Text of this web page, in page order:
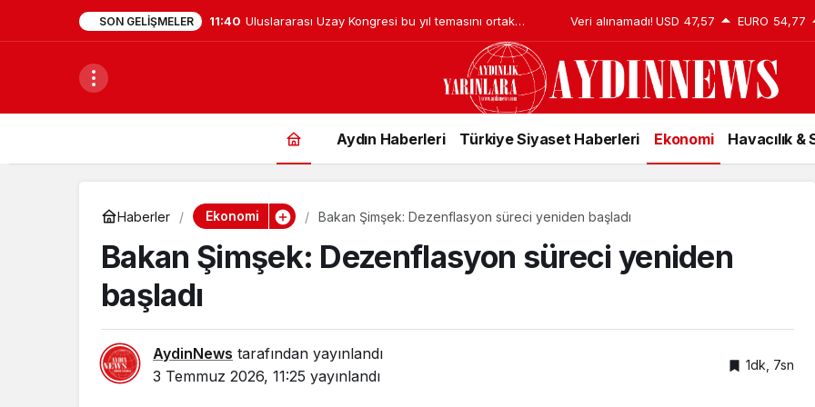
SON GELIŞMELER 11:40 Uluslararası Uzay Kongresi bu yıl temasını ortak Veri alınamadı! USD 47,57 EURO 54,77
Aydın Haberleri Türkiye Siyaset Haberleri Ekonomi Havacılık &
Haberler Ekonomi Bakan Şimşek: Dezenflasyon süreci yeniden başladı
Bakan Şimşek: Dezenflasyon süreci yeniden
başladı
AydinNews tarafından yayınlandı
3 Temmuz 2026, 11:25 yayınlandı
1dk, 7sn